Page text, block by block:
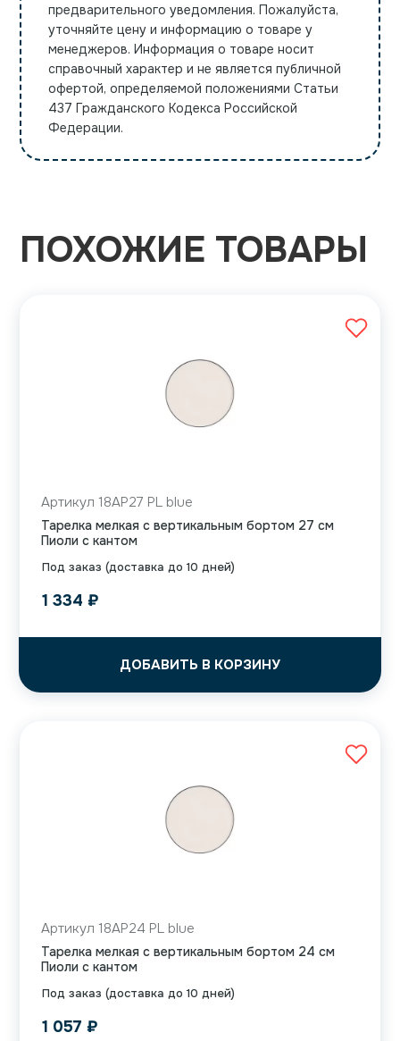
предварительного уведомления. Пожалуйста,
уточняйте цену и информацию о товаре у
менеджеров. Информация о товаре носит
справочный характер и не является публичной
офертой, определяемой положениями Статьи
437 Гражданского Кодекса Российской
Федерации.
ПОХОЖИЕ ТОВАРЫ
Под заказ (доставка до 10 дней)
Артикул 18AP27 PL blue
Тарелка мелкая с вертикальным бортом 27 см
Пиоли с кантом
1 334 ₽
ДОБАВИТЬ В КОРЗИНУ
Под заказ (доставка до 10 дней)
Артикул 18AP24 PL blue
Тарелка мелкая с вертикальным бортом 24 см
Пиоли с кантом
1 057 ₽